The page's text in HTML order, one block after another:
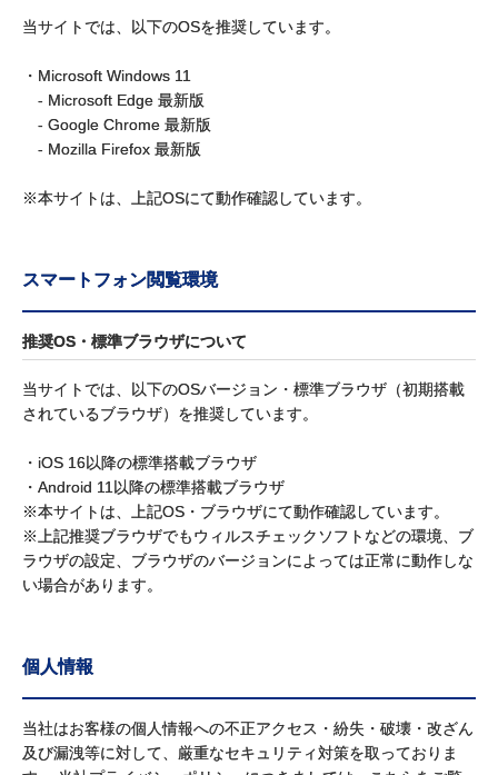
当サイトでは、以下のOSを推奨しています。
・Microsoft Windows 11
- Microsoft Edge 最新版
- Google Chrome 最新版
- Mozilla Firefox 最新版
※本サイトは、上記OSにて動作確認しています。
スマートフォン閲覧環境
推奨OS・標準ブラウザについて
当サイトでは、以下のOSバージョン・標準ブラウザ（初期搭載
されているブラウザ）を推奨しています。
・iOS 16以降の標準搭載ブラウザ
・Android 11以降の標準搭載ブラウザ
※本サイトは、上記OS・ブラウザにて動作確認しています。
※上記推奨ブラウザでもウィルスチェックソフトなどの環境、ブ
ラウザの設定、ブラウザのバージョンによっては正常に動作しな
い場合があります。
個人情報
当社はお客様の個人情報への不正アクセス・紛失・破壊・改ざん
及び漏洩等に対して、厳重なセキュリティ対策を取っておりま